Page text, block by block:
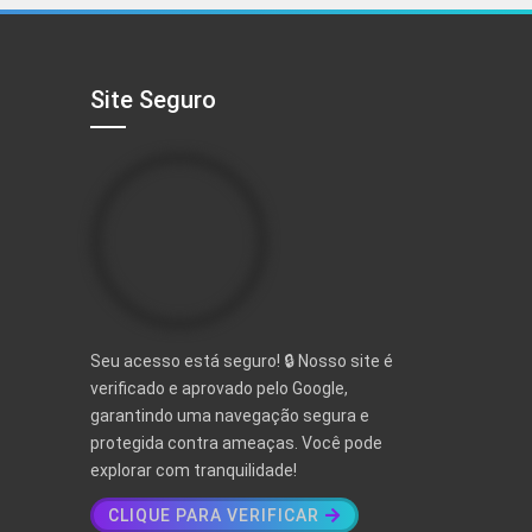
Site Seguro
Seu acesso está seguro! 🔒 Nosso site é
verificado e aprovado pelo Google,
garantindo uma navegação segura e
protegida contra ameaças. Você pode
explorar com tranquilidade!
CLIQUE PARA VERIFICAR